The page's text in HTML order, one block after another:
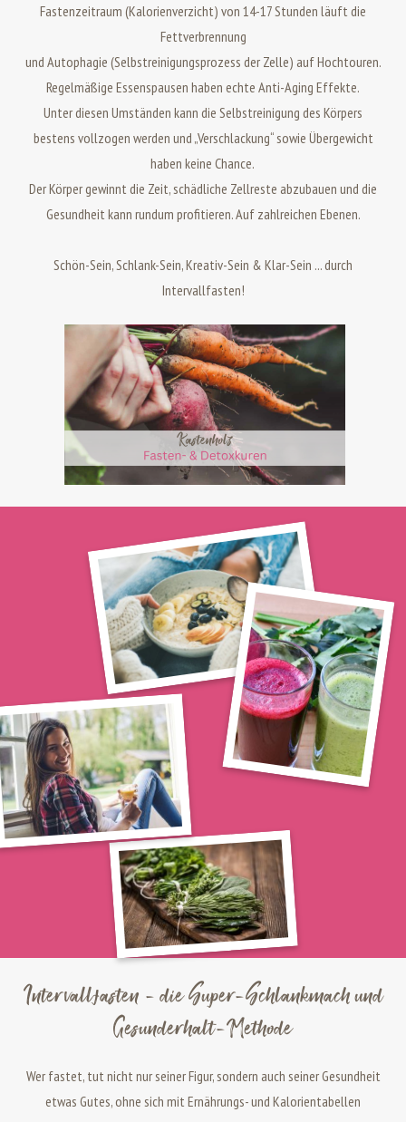
Fastenzeitraum (Kalorienverzicht) von 14-17 Stunden läuft die
Fettverbrennung
und Autophagie (Selbstreinigungsprozess der Zelle) auf Hochtouren.
Regelmäßige Essenspausen haben echte Anti-Aging Effekte.
Unter diesen Umständen kann die Selbstreinigung des Körpers
bestens vollzogen werden und „Verschlackung“ sowie Übergewicht
haben keine Chance.
Der Körper gewinnt die Zeit, schädliche Zellreste abzubauen und die
Gesundheit kann rundum profitieren. Auf zahlreichen Ebenen.
Schön-Sein, Schlank-Sein, Kreativ-Sein & Klar-Sein ... durch
Intervallfasten!
Intervallfasten - die Super-Schlankmach und
Gesunderhalt-Methode
Wer fastet, tut nicht nur seiner Figur, sondern auch seiner Gesundheit
etwas Gutes, ohne sich mit Ernährungs- und Kalorientabellen